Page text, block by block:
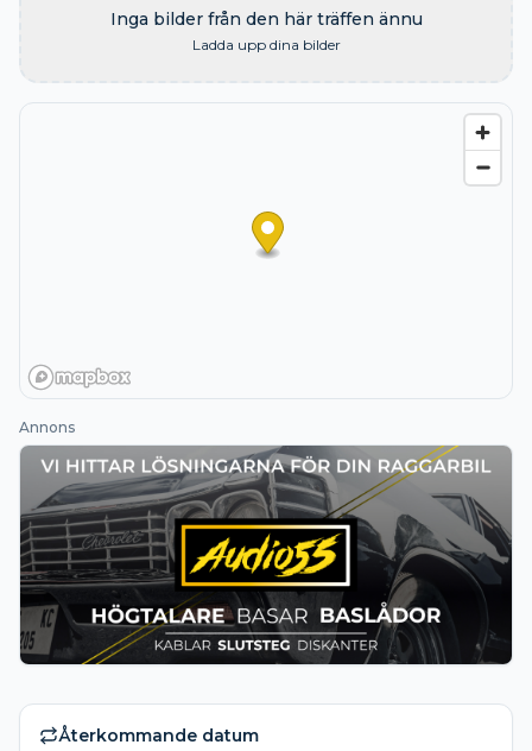
Inga bilder från den här träffen ännu
Ladda upp dina bilder
Annons
Återkommande datum